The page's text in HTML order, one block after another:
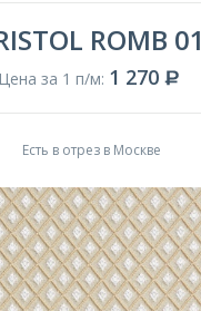
ROMB 01
Цена за 1 п/м: 1 270
Есть в отрез в Москве